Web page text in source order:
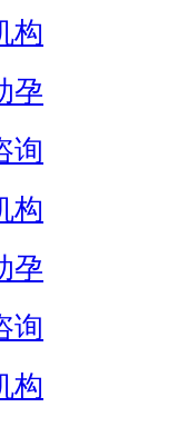
构
孕
询
构
孕
询
构